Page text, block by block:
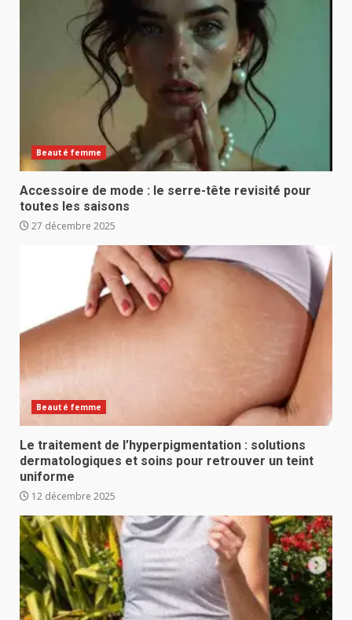
Beauté femme
Accessoire de mode : le serre-tête revisité pour
toutes les saisons
27 décembre 2025
Beauté femme
Le traitement de l’hyperpigmentation : solutions
dermatologiques et soins pour retrouver un teint
uniforme
12 décembre 2025